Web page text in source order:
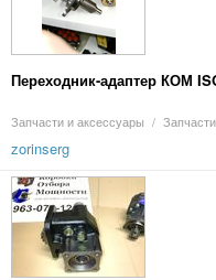
Переходник-адаптер КОМ
Запчасти и аксессуары /
zorinserg